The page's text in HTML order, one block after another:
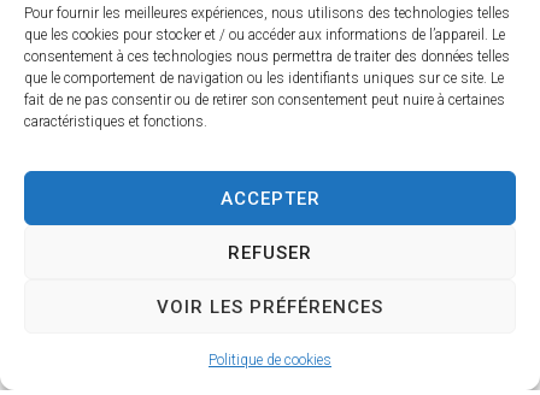
Pour fournir les meilleures expériences, nous utilisons des technologies telles
que les cookies pour stocker et / ou accéder aux informations de l’appareil. Le
consentement à ces technologies nous permettra de traiter des données telles
que le comportement de navigation ou les identifiants uniques sur ce site. Le
fait de ne pas consentir ou de retirer son consentement peut nuire à certaines
caractéristiques et fonctions.
ACCEPTER
REFUSER
VOIR LES PRÉFÉRENCES
Politique de cookies
Châteaux et architecture